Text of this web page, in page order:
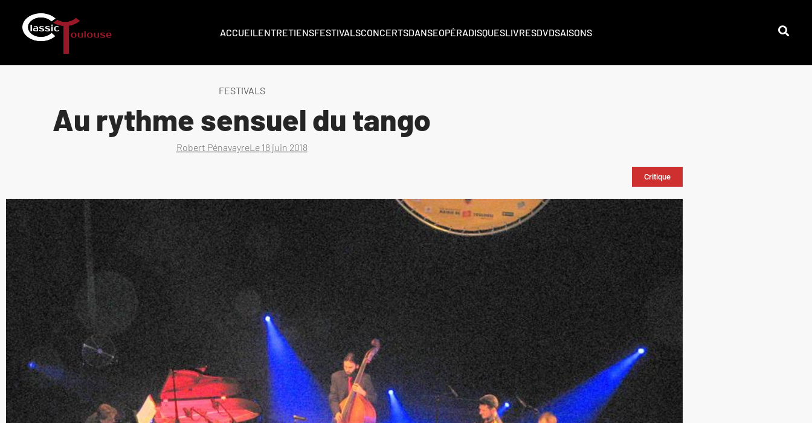
ACCUEILENTRETIENSFESTIVALSCONCERTSDANSEOPÉRADISQUESLIVRESDVDSAISONS
FESTIVALS
Au rythme sensuel du tango
Robert PénavayreLe 18 juin 2018
Critique